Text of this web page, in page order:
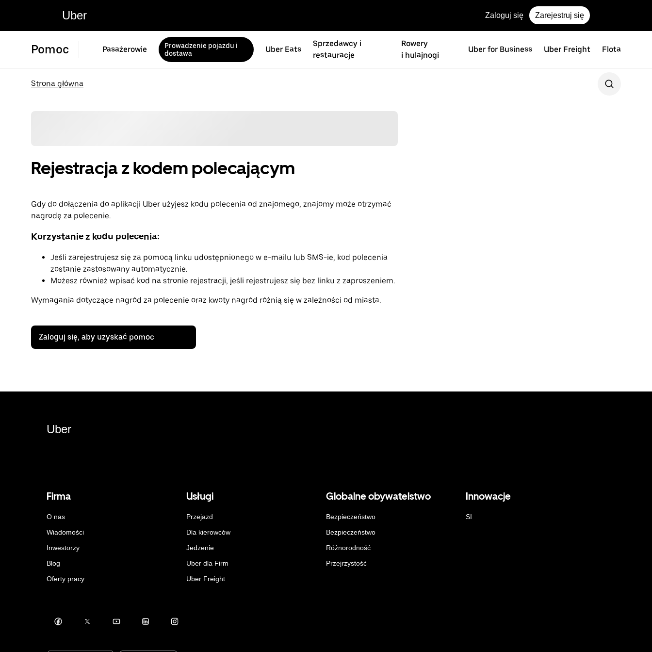
Uber Zaloguj się Zarejestruj się
Pomoc Pasażerowie
Prowadzenie pojazdu i
dostawa
Uber Eats
Sprzedawcy i
restauracje
Rowery
i hulajnogi
Uber for Business Uber Freight Flota
Strona główna
Rejestracja z kodem polecającym
Gdy do dołączenia do aplikacji Uber użyjesz kodu polecenia od znajomego, znajomy może otrzymać
nagrodę za polecenie.
Korzystanie z kodu polecenia:
Jeśli zarejestrujesz się za pomocą linku udostępnionego w e-mailu lub SMS-ie, kod polecenia
zostanie zastosowany automatycznie.
Możesz również wpisać kod na stronie rejestracji, jeśli rejestrujesz się bez linku z zaproszeniem.
Wymagania dotyczące nagród za polecenie oraz kwoty nagród różnią się w zależności od miasta.
Zaloguj się, aby uzyskać pomoc
Uber
Firma
O nas
Wiadomości
Inwestorzy
Blog
Oferty pracy
Usługi
Przejazd
Dla kierowców
Jedzenie
Uber dla Firm
Uber Freight
Globalne obywatelstwo
Bezpieczeństwo
Bezpieczeństwo
Różnorodność
Przejrzystość
Innowacje
SI